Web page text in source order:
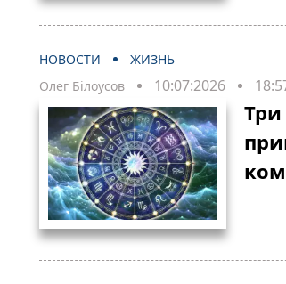
НОВОСТИ
ЖИЗНЬ
Олег Білоусов
10:07:2026